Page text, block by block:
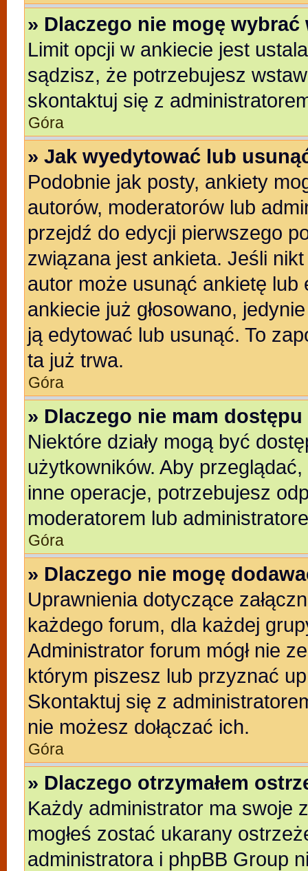
» Dlaczego nie mogę
Limit opcji w ankiecie jest
sądzisz, że potrzebujesz
skontaktuj się z
Góra
» Jak wyedytować lub
Podobnie jak posty, ankiety
autorów, moderatorów lub
przejdź do edycji pierwszego
związana jest ankieta. Jeśli
autor może usunąć ankietę
ankiecie już głosowano,
ją edytować lub usunąć. To
ta już trwa.
Góra
» Dlaczego nie mam dostępu
Niektóre działy mogą być
użytkowników. Aby
inne operacje, potrzebujesz
moderatorem lub
Góra
» Dlaczego nie mogę
Uprawnienia dotyczące
każdego forum, dla każdej
Administrator forum mógł nie
którym piszesz lub przyznać
Skontaktuj się z
nie możesz dołączać ich.
Góra
» Dlaczego otrzymałem
Każdy administrator ma swoje
mogłeś zostać ukarany
administratora i phpBB Group